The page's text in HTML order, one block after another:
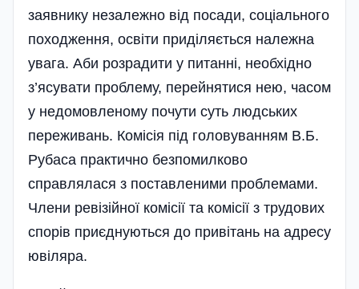
заявнику незалежно від посади, соціального
походження, освіти приділяється належна
увага. Аби розрадити у питанні, необхі­дно
з’ясувати проблему, перейнятися нею, часом
у недомовленому почути суть людських
переживань. Комісія під головуванням В.Б.
Рубаса практично безпомилково
справлялася з поставленими проблемами.
Члени ревізійної комісії та комісії з трудових
спорів приєднуються до привітань на адресу
ювіляра.